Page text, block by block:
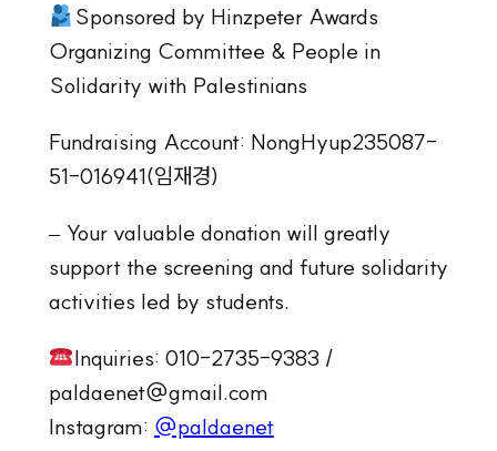
Sponsored by Hinzpeter Awards
Organizing Committee & People in
Solidarity with Palestinians
Fundraising Account: NongHyup235087-
51-016941(임재경)
– Your valuable donation will greatly
support the screening and future solidarity
activities led by students.
Inquiries: 010-2735-9383 /
paldaenet@gmail.com
Instagram: @paldaenet